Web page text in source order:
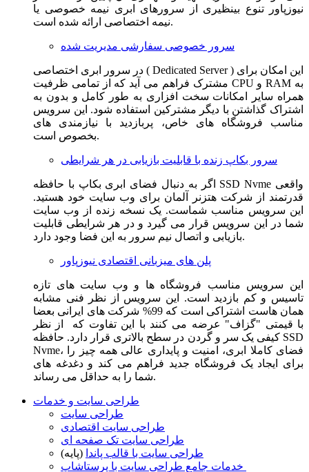
نیوزپاور تنوع بینظیری از سرورهای ابری نیمه خصوصی یا
نیمه اختصاصی ارائه شده است.
سرور خصوصی سفارشی مدیریت شده
در سرور ابری اختصاصی ( Dedicated Server ) این امکان برای
مشترک فراهم می آید که از تمامی ظرفیت CPU و RAM به
همراه سایر امکانات سخت افزاری به طور کامل و بدون به
اشتراک گذاشتن با دیگر مشترکین استفاده شود. این سرویس
مناسب فروشگاه های خاص، پربازدید با نیازمندی های
بخصوص است.
سرور بکاپ زنده با قابلیت بازیابی در هر شرایطی
اگر به دنبال فضای ابری بکاپ با حافظه SSD Nvme واقعی
قدرتمند از شرکت هتزنر آلمان برای وب سایت خود هستید.
این سرویس مناسب شماست. یک نسخه زنده از وب سایت
شما در این سرویس قرار می گیرد و در هر شرایطی قابلیت
بازیابی و اتصال نیم سرور به این فضا وجود دارد.
پلن های میزبانی اقتصادی نیوزپاور
این سرویس مناسب فروشگاه ها و وب سایت های تازه
تاسیس و کم بازدید است. این سرویس از نظر فنی مشابه
همان هاست اشتراکی است که 99% شرکت های ایرانی بعضا
با قیمتی "گزاف" عرضه می کنند با این تفاوت که از نظر
کیفی یک سر و گردن در سطح بالاتری قرار دارد. حافظه SSD
Nvme، فضای کاملا ابری، امنیت و پایداری عالی همه چیز را
برای ایجاد یک فروشگاه جدید فراهم می کند و دغدغه های
شما را به حداقل می رساند.
طراحی سایت و خدمات
طراحی سایت
طراحی سایت اقتصادی
طراحی سایت تک صفحه ای
طراحی سایت با قالب پاندا (پایه)